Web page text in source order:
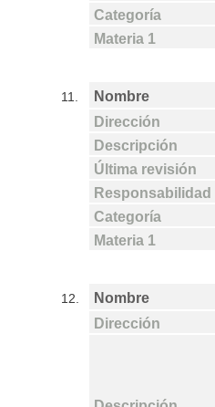
Categoría
Materia 1
11. Nombre
Dirección
Descripción
Última revisión
Responsabilidad
Categoría
Materia 1
12. Nombre
Dirección